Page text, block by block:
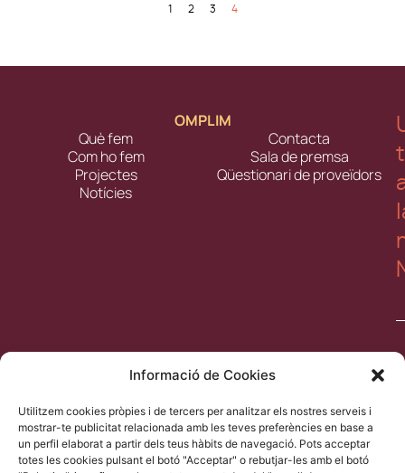
Informació de Cookies
Utilitzem cookies pròpies i de tercers per analitzar els nostres serveis i
mostrar-te publicitat relacionada amb les teves preferències en base a
un perfil elaborat a partir dels teus hàbits de navegació. Pots acceptar
totes les cookies pulsant el botó "Acceptar" o rebutjar-les amb el botó
1 2 3 4
OMPLIM
Què fem
Com ho fem
Projectes
Notícies
Contacta
Sala de premsa
Qüestionari de proveïdors